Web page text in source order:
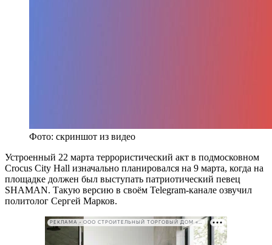
Фото: скриншот из видео
Устроенный 22 марта террористический акт в подмосковном
Crocus City Hall изначально планировался на 9 марта, когда на
площадке должен был выступать патриотический певец
SHAMAN. Такую версию в своём Telegram-канале озвучил
политолог Сергей Марков.
РЕКЛАМА • ООО СТРОИТЕЛЬНЫЙ ТОРГОВЫЙ ДОМ «ПЕТРОВИЧ». ИНН: 7802348846